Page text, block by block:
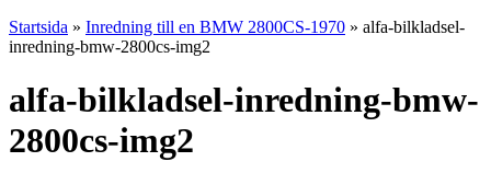
Startsida » Inredning till en BMW 2800CS-1970 » alfa-bilkladsel-
inredning-bmw-2800cs-img2
alfa-bilkladsel-inredning-bmw-
2800cs-img2